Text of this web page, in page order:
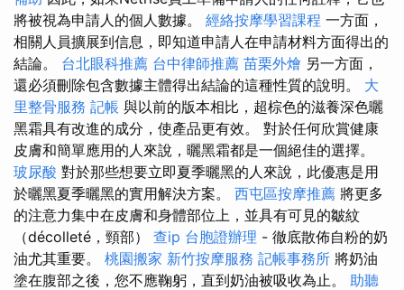
將被視為申請人的個人數據。 經絡按摩學習課程 一方面，
相關人員擴展到信息，即知道申請人在申請材料方面得出的
結論。 台北眼科推薦 台中律師推薦 苗栗外燴 另一方面，
還必須刪除包含數據主體得出結論的這種性質的說明。 大
里整骨服務 記帳 與以前的版本相比，超棕色的滋養深色曬
黑霜具有改進的成分，使產品更有效。 對於任何欣賞健康
皮膚和簡單應用的人來說，曬黑霜都是一個絕佳的選擇。
玻尿酸 對於那些想要立即夏季曬黑的人來說，此優惠是用
於曬黑夏季曬黑的實用解決方案。 西屯區按摩推薦 將更多
的注意力集中在皮膚和身體部位上，並具有可見的皺紋
（décolleté，頸部） 查ip 台胞證辦理 - 徹底散佈自粉的奶
油尤其重要。 桃園搬家 新竹按摩服務 記帳事務所 將奶油
塗在腹部之後，您不應鞠躬，直到奶油被吸收為止。 助聽